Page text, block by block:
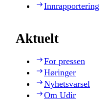
Innrapportering
Aktuelt
For pressen
Høringer
Nyhetsvarsel
Om Udir